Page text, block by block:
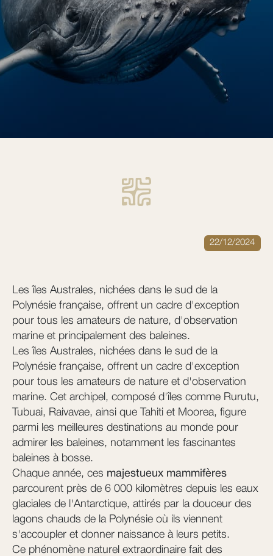
22/12/2024
Les îles Australes, nichées dans le sud de la
Polynésie française, offrent un cadre d'exception
pour tous les amateurs de nature, d'observation
marine et principalement des baleines.
Les îles Australes, nichées dans le sud de la
Polynésie française, offrent un cadre d'exception
pour tous les amateurs de nature et d'observation
marine. Cet archipel, composé d'îles comme Rurutu,
Tubuai, Raivavae, ainsi que Tahiti et Moorea, figure
parmi les meilleures destinations au monde pour
admirer les baleines, notamment les fascinantes
baleines à bosse.
Chaque année, ces majestueux mammifères
parcourent près de 6 000 kilomètres depuis les eaux
glaciales de l'Antarctique, attirés par la douceur des
lagons chauds de la Polynésie où ils viennent
s'accoupler et donner naissance à leurs petits.
Ce phénomène naturel extraordinaire fait des